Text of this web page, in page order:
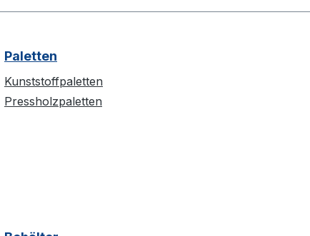
Paletten
Kunststoffpaletten
Pressholzpaletten